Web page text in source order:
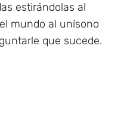
estirándolas al
mundo al unísono
que sucede.